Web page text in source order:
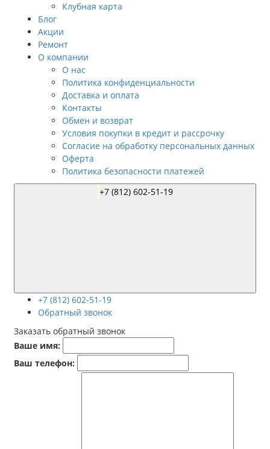
Клубная карта
Блог
Акции
Ремонт
О компании
О нас
Политика конфиденциальности
Доставка и оплата
Контакты
Обмен и возврат
Условия покупки в кредит и рассрочку
Согласие на обработку персональных данных
Оферта
Политика безопасности платежей
+7 (812) 602-51-19
Обратный звонок
Заказать обратный звонок
Ваше имя:
Ваш телефон: